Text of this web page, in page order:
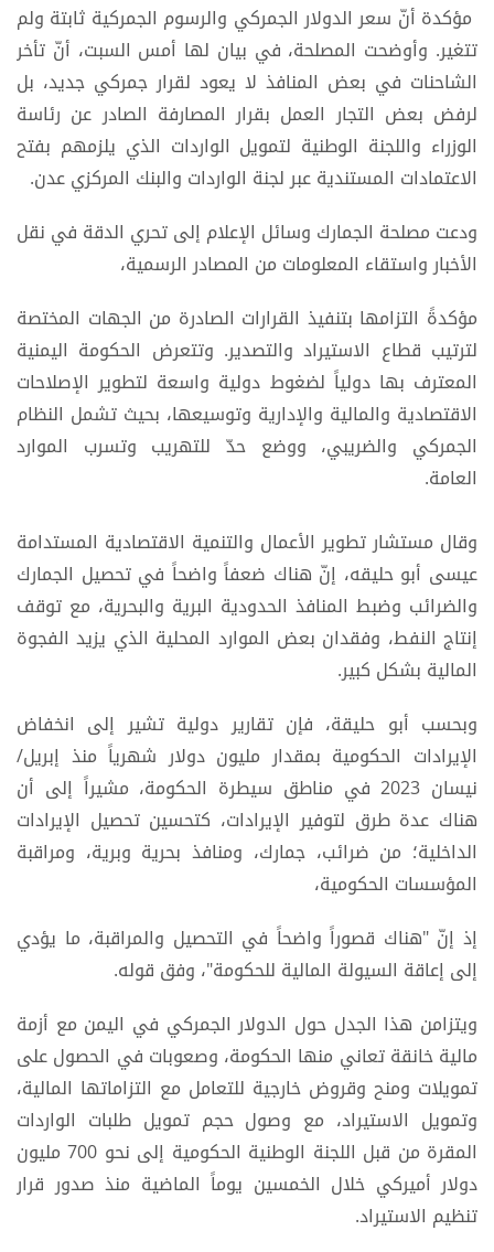
مؤكدة أنّ سعر الدولار الجمركي والرسوم الجمركية ثابتة ولم
تتغير. وأوضحت المصلحة، في بيان لها أمس السبت، أنّ تأخر
الشاحنات في بعض المنافذ لا يعود لقرار جمركي جديد، بل
لرفض بعض التجار العمل بقرار المصارفة الصادر عن رئاسة
الوزراء واللجنة الوطنية لتمويل الواردات الذي يلزمهم بفتح
الاعتمادات المستندية عبر لجنة الواردات والبنك المركزي عدن.
​ودعت مصلحة الجمارك وسائل الإعلام إلى تحري الدقة في نقل
الأخبار واستقاء المعلومات من المصادر الرسمية،
مؤكدةً التزامها بتنفيذ القرارات الصادرة من الجهات المختصة
لترتيب قطاع الاستيراد والتصدير. وتتعرض الحكومة اليمنية
المعترف بها دولياً لضغوط دولية واسعة لتطوير الإصلاحات
الاقتصادية والمالية والإدارية وتوسيعها، بحيث تشمل النظام
الجمركي والضريبي، ووضع حدّ للتهريب وتسرب الموارد
العامة.
وقال مستشار تطوير الأعمال والتنمية الاقتصادية المستدامة
عيسى أبو حليقه، إنّ هناك ضعفاً واضحاً في تحصيل الجمارك
والضرائب وضبط المنافذ الحدودية البرية والبحرية، مع توقف
إنتاج النفط، وفقدان بعض الموارد المحلية الذي يزيد الفجوة
المالية بشكل كبير.
وبحسب أبو حليقة، فإن تقارير دولية تشير إلى انخفاض
الإيرادات الحكومية بمقدار مليون دولار شهرياً منذ إبريل/
نيسان 2023 في مناطق سيطرة الحكومة، مشيراً إلى أن
هناك عدة طرق لتوفير الإيرادات، كتحسين تحصيل الإيرادات
الداخلية؛ من ضرائب، جمارك، ومنافذ بحرية وبرية، ومراقبة
المؤسسات الحكومية،
إذ إنّ "هناك قصوراً واضحاً في التحصيل والمراقبة، ما يؤدي
إلى إعاقة السيولة المالية للحكومة"، وفق قوله.
ويتزامن هذا الجدل حول الدولار الجمركي في اليمن مع أزمة
مالية خانقة تعاني منها الحكومة، وصعوبات في الحصول على
تمويلات ومنح وقروض خارجية للتعامل مع التزاماتها المالية،
وتمويل الاستيراد، مع وصول حجم تمويل طلبات الواردات
المقرة من قبل اللجنة الوطنية الحكومية إلى نحو 700 مليون
دولار أميركي خلال الخمسين يوماً الماضية منذ صدور قرار
تنظيم الاستيراد.